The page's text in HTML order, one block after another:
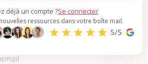
déjà un compte ?Se connecter
ressources dans votre boîte mail.
?